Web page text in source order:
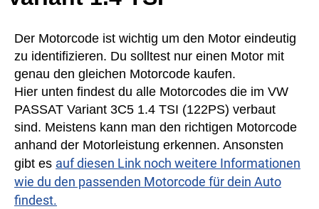
Der Motorcode ist wichtig um den Motor eindeutig
zu identifizieren. Du solltest nur einen Motor mit
genau den gleichen Motorcode kaufen.
Hier unten findest du alle Motorcodes die im VW
PASSAT Variant 3C5 1.4 TSI (122PS) verbaut
sind. Meistens kann man den richtigen Motorcode
anhand der Motorleistung erkennen. Ansonsten
gibt es auf diesen Link noch weitere Informationen
wie du den passenden Motorcode für dein Auto
findest.